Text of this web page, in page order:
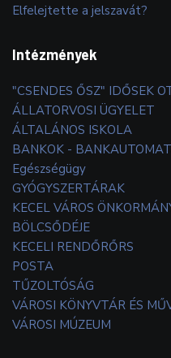
Elfelejtette a jelszavát?
Intézmények
"CSENDES ŐSZ" IDŐSEK
ÁLLATORVOSI ÜGYELET
ÁLTALÁNOS ISKOLA
BANKOK -
Egészségügy
GYÓGYSZERTÁRAK
KECEL VÁROS
BÖLCSŐDÉJE
KECELI RENDŐRŐRS
POSTA
TŰZOLTÓSÁG
VÁROSI KÖNYVTÁR ÉS
VÁROSI MÚZEUM